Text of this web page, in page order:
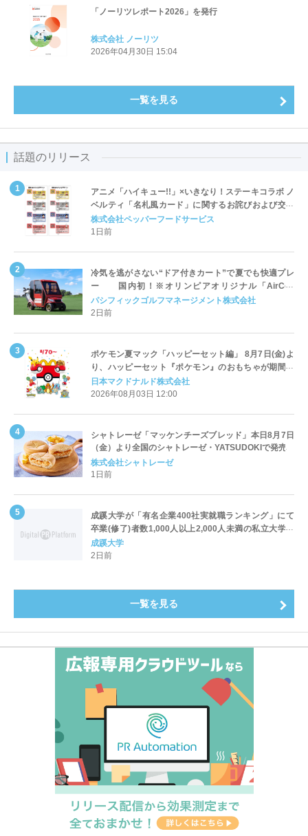
「ノーリツレポート2026」を発行
株式会社 ノーリツ
2026年04月30日 15:04
一覧を見る
話題のリリース
アニメ「ハイキュー!!」×いきなり！ステーキコラボ ノ
ベルティ「名札風カード」に関するお詫びおよび交換
対応についてのご案内
株式会社ペッパーフードサービス
1日前
冷気を逃がさない“ドア付きカート”で夏でも快適プレ
ー 国内初！※オリンピアオリジナル「AirCon
Cart（エアコンカート）」導入 | ＰＧＭ
パシフィックゴルフマネージメント株式会社
2日前
ポケモン夏マック「ハッピーセット編」 8月7日(金)よ
り、ハッピーセット『ポケモン』のおもちゃが期間限
定登場
日本マクドナルド株式会社
2026年08月03日 12:00
シャトレーゼ「マッケンチーズブレッド」本日8月7日
（金）より全国のシャトレーゼ・YATSUDOKIで発売
株式会社シャトレーゼ
1日前
成蹊大学が「有名企業400社実就職ランキング」にて
卒業(修了)者数1,000人以上2,000人未満の私立大学で
全国第1位を獲得！～実就職率は26.5%（前年比＋
4.3pt）に伸長、東京の私立大学でも10位にランクイン
成蹊大学
2日前
一覧を見る